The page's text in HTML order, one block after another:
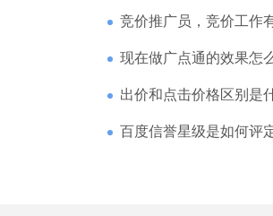
竞价推广员，竞价工作有前途吗
现在做广点通的效果怎
出价和点击价格区别是
百度信誉星级是如何评